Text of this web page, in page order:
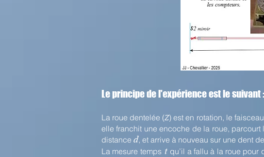
Le principe de l'expérience est le suivant :
La roue dentelée (Z) est en rotation, le
elle franchit une encoche de la roue,
distance d, et arrive à nouveau sur une dent
La mesure temps t qu’il a fallu à la roue pour